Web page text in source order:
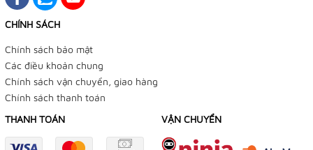
CHÍNH SÁCH
Chính sách bảo mật
Các điều khoản chung
Chính sách vận chuyển, giao hàng
Chính sách thanh toán
THANH TOÁN
VẬN CHUYỂN